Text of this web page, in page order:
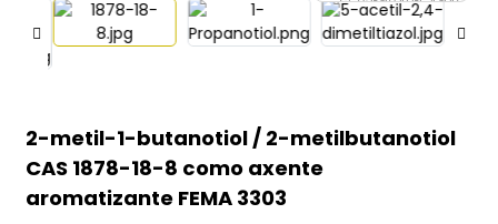
2-metil-1-butanotiol / 2-metilbutanotiol
CAS 1878-18-8 como axente
aromatizante FEMA 3303